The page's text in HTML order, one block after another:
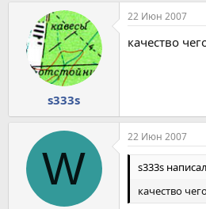
s333s
22 Июн 2007
качество
W
22 Июн 2007
s333s
качество